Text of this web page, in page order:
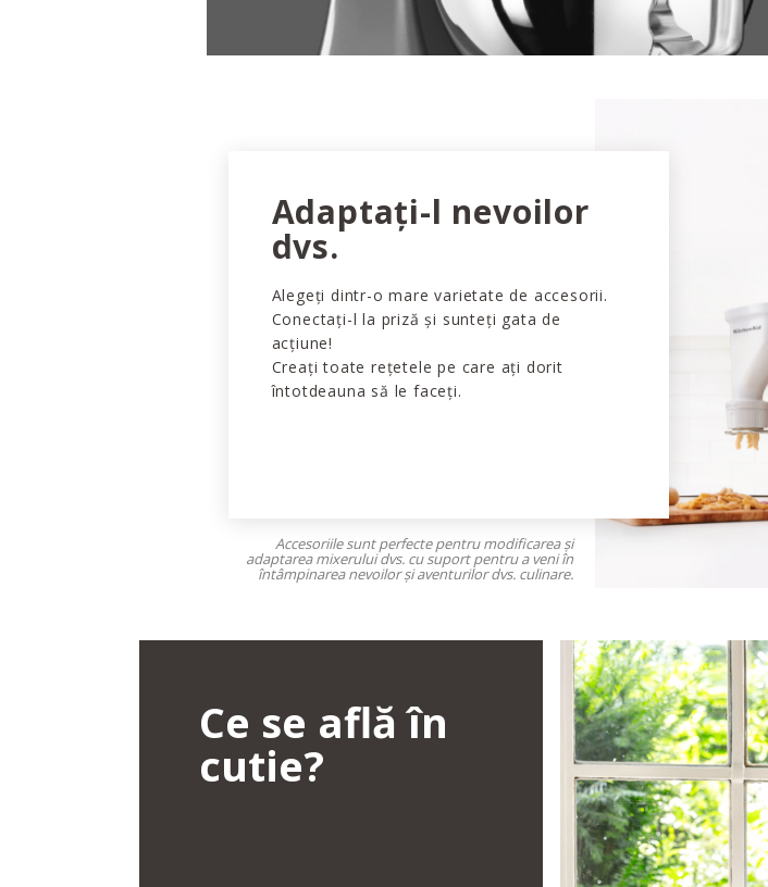
Adaptați-l nevoilor
dvs.
Alegeți dintr-o mare varietate de accesorii.
Conectați-l la priză și sunteți gata de
acțiune!
Creați toate rețetele pe care ați dorit
întotdeauna să le faceți.
Accesoriile sunt perfecte pentru modificarea și
adaptarea mixerului dvs. cu suport pentru a veni în
întâmpinarea nevoilor și aventurilor dvs. culinare.
Ce se află în
cutie?